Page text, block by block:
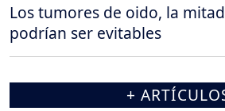
Los tumores de oido, la
podrían ser evitables
+